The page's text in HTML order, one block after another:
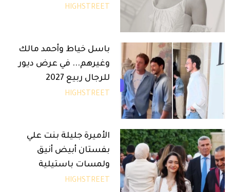
HIGHSTREET
باسل خياط وأحمد مالك
وغيرهم... في عرض ديور
للرجال ربيع 2027
HIGHSTREET
الأميرة جليلة بنت علي
بفستان أبيض أنيق
ولمسات باستيلية
HIGHSTREET